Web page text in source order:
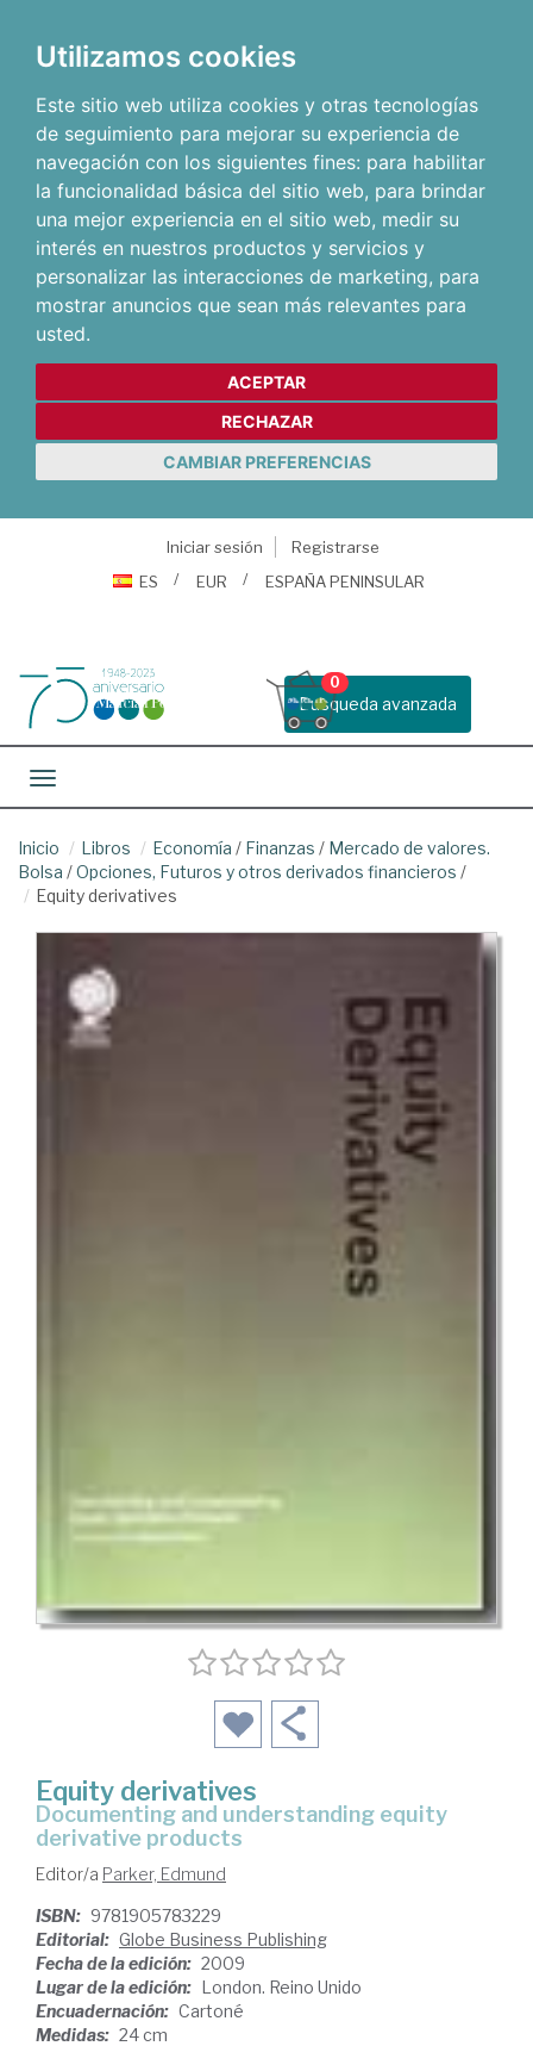
Utilizamos cookies
Este sitio web utiliza cookies y otras tecnologías
de seguimiento para mejorar su experiencia de
navegación con los siguientes fines: para habilitar
la funcionalidad básica del sitio web, para brindar
una mejor experiencia en el sitio web, medir su
interés en nuestros productos y servicios y
personalizar las interacciones de marketing, para
mostrar anuncios que sean más relevantes para
usted.
ACEPTAR
RECHAZAR
CAMBIAR PREFERENCIAS
Iniciar sesión
Registrarse
ES
EUR ESPAÑA PENINSULAR
Busqueda avanzada
0
Toggle navigation
Inicio Libros Economía / Finanzas / Mercado de valores.
Bolsa /Opciones, Futuros y otros derivados financieros /
Equity derivatives
Equity derivatives
documenting and understanding equity
derivative products
Editor/a Parker, Edmund
ISBN: 9781905783229
Editorial: Globe Business Publishing
Fecha de la edición: 2009
Lugar de la edición: London. Reino Unido
Encuadernación: Cartoné
Medidas: 24 cm